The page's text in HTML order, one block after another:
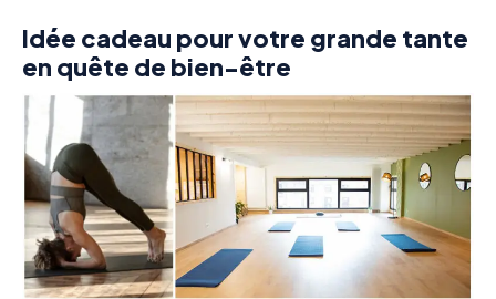
Idée cadeau pour votre grande tante
en quête de bien-être